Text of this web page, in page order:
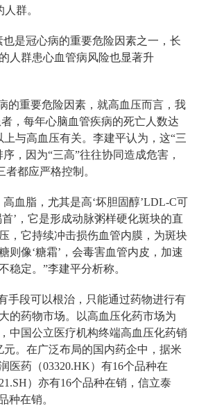
群。
是冠心病的重要危险因素之一，长
人群患心血管病风险也显著升
的重要危险因素，就高血压而言，我
，每年心脑血管疾病的死亡人数达
上与高血压有关。李建平认为，这“三
，因为“三高”往往协同造成危害，
者都应严格控制。
血脂，尤其是高‘坏胆固醇’LDL-C可
’，它是形成动脉粥样硬化斑块的直
，它持续冲击损伤血管内膜，为斑块
则像‘糖霜’，会毒害血管内皮，加速
稳定。”李建平分析称。
手段可以根治，只能通过药物进行有
的药物市场。以高血压化药市场为
中国公立医疗机构终端高血压化药销
元。在广泛布局的国内药企中，据米
医药（03320.HK）有16个品种在
）亦有16个品种在销，信立泰
种在销。